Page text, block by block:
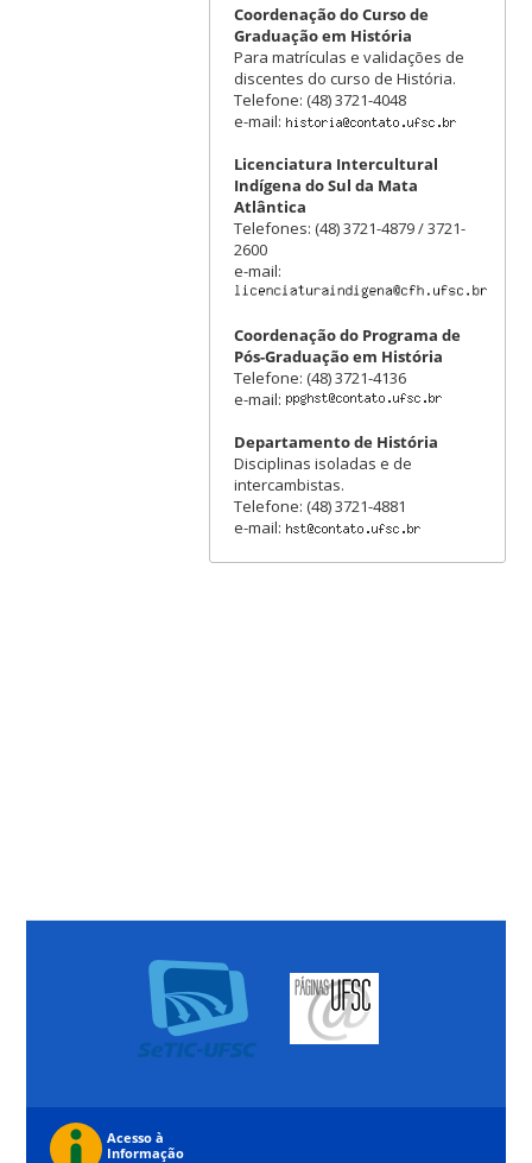
Coordenação do Curso de
Graduação em História
Para matrículas e validações de
discentes do curso de História.
Telefone: (48) 3721-4048
e-mail:
Licenciatura Intercultural
Indígena do Sul da Mata
Atlântica
Telefones: (48) 3721-4879 / 3721-
2600
e-mail:
Coordenação do Programa de
Pós-Graduação em História
Telefone: (48) 3721-4136
e-mail:
Departamento de História
Disciplinas isoladas e de
intercambistas.
Telefone: (48) 3721-4881
e-mail: